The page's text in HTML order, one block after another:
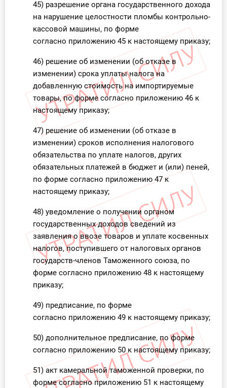
45) разрешение органа государственного дохода
на нарушение целостности пломбы контрольно-
кассовой машины, по форме
согласно приложению 45 к настоящему приказу;
46) решение об изменении (об отказе в
изменении) срока уплаты налога на
добавленную стоимость на импортируемые
товары, по форме согласно приложению 46 к
настоящему приказу;
47) решение об изменении (об отказе в
изменении) сроков исполнения налогового
обязательства по уплате налогов, других
обязательных платежей в бюджет и (или) пеней,
по форме согласно приложению 47 к
настоящему приказу;
48) уведомление о получении органом
государственных доходов сведений из
заявления о ввозе товаров и уплате косвенных
налогов, поступившего от налоговых органов
государств-членов Таможенного союза, по
форме согласно приложению 48 к настоящему
приказу;
49) предписание, по форме
согласно приложению 49 к настоящему приказу;
50) дополнительное предписание, по форме
согласно приложению 50 к настоящему приказу;
51) акт камеральной таможенной проверки, по
форме согласно приложению 51 к настоящему